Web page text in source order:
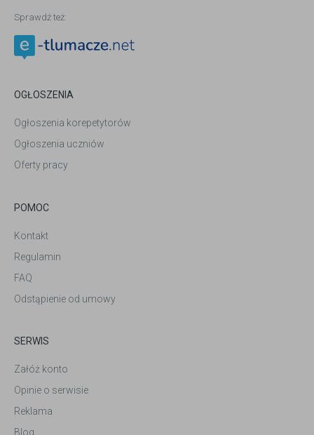
Sprawdź też:
OGŁOSZENIA
Ogłoszenia korepetytorów
Ogłoszenia uczniów
Oferty pracy
POMOC
Kontakt
Regulamin
FAQ
Odstąpienie od umowy
SERWIS
Załóż konto
Opinie o serwisie
Reklama
Blog